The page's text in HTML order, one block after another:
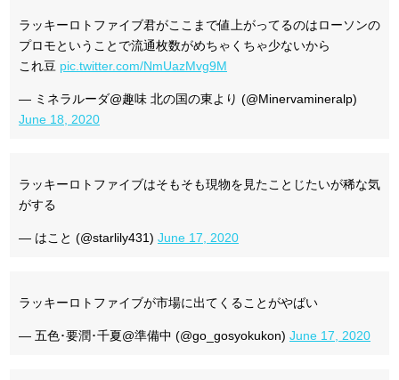
ラッキーロトファイブ君がここまで値上がってるのはローソンの
プロモということで流通枚数がめちゃくちゃ少ないから
これ豆 pic.twitter.com/NmUazMvg9M
— ミネラルーダ@趣味 北の国の東より (@Minervamineralp)
June 18, 2020
ラッキーロトファイブはそもそも現物を見たことじたいが稀な気
がする
— はこと (@starlily431) June 17, 2020
ラッキーロトファイブが市場に出てくることがやばい
— 五色･要潤･千夏@準備中 (@go_gosyokukon) June 17, 2020